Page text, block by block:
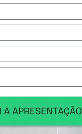
A APRESENTAÇÃO